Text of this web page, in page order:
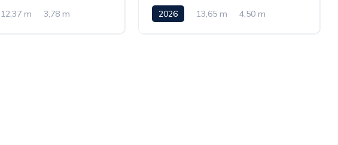
12,37 m 3,78 m 2026 13,65 m 4,50 m